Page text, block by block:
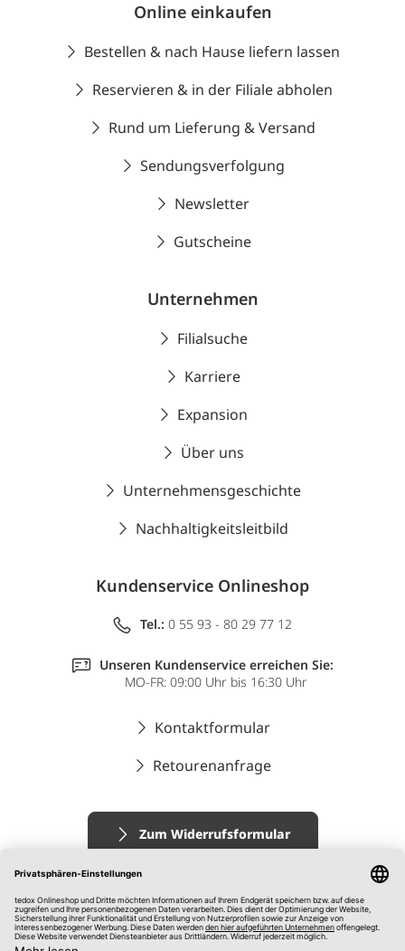
Online einkaufen
Bestellen & nach Hause liefern lassen
Reservieren & in der Filiale abholen
Rund um Lieferung & Versand
Sendungsverfolgung
Newsletter
Gutscheine
Unternehmen
Filialsuche
Karriere
Expansion
Über uns
Unternehmensgeschichte
Nachhaltigkeitsleitbild
Kundenservice Onlineshop
Tel.: 0 55 93 - 80 29 77 12
Unseren Kundenservice erreichen Sie:
MO-FR: 09:00 Uhr bis 16:30 Uhr
Kontaktformular
Retourenanfrage
Zum Widerrufsformular
Impressum
AGB